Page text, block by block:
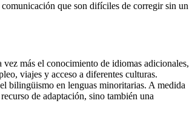
que son difíciles de corregir sin un
más el conocimiento de idiomas adicionales,
viajes y acceso a diferentes culturas.
bilingüismo en lenguas minoritarias. A medida
de adaptación, sino también una